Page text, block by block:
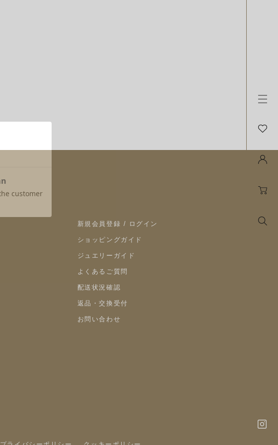
新規会員登録 / ログイン
ショッピングガイド
ジュエリーガイド
よくあるご質問
配送状況確認
返品・交換受付
お問い合わせ